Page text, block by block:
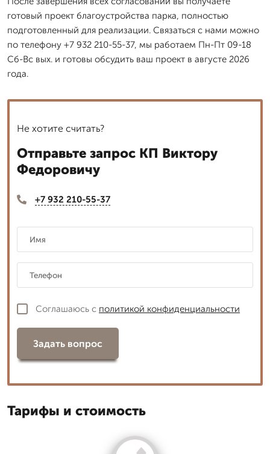
готовый проект благоустройства парка, полностью
подготовленный для реализации. Связаться с нами можно
по телефону +7 932 210-55-37, мы работаем Пн-Пт 09-18
Сб-Вс вых. и готовы обсудить ваш проект в августе 2026
года.
Не хотите считать?
Отправьте запрос КП Виктору
Федоровичу
+7 932 210-55-37
Соглашаюсь с политикой конфиденциальности
Задать вопрос
Тарифы и стоимость